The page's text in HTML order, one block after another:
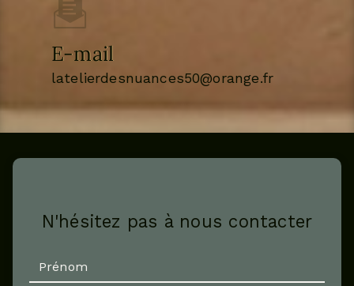
E-mail
latelierdesnuances50@orange.fr
N'hésitez pas à nous contacter